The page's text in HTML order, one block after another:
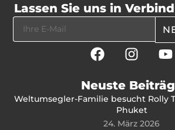
Lassen Sie uns in
Neuste
Weltumsegler-Familie besucht Rolly
Phuket
24. März 2026